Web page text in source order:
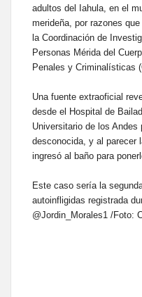
adultos del Iahula, en el
merideña, por razones
la Coordinación de
Personas Mérida del
Penales y Criminalísticas
Una fuente extraoficial
desde el Hospital de
Universitario de los Andes
desconocida, y al parecer
ingresó al baño para
Este caso sería la
autoinfligidas registrada
@Jordin_Morales1 /Foto: